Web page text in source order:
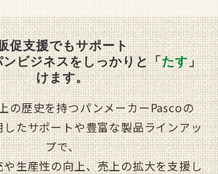
促支援でもサポート
ビジネスをしっかりと「たす」
けます。
の歴史を持つパンメーカーPascoの
たサポートや豊富な製品ラインアッ
プで、
生産性の向上、売上の拡大を支援し